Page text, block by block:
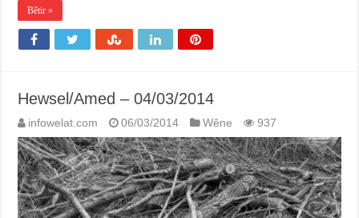
Bêtir »
Hewsel/Amed – 04/03/2014
infowelat.com 06/03/2014 Wêne 937